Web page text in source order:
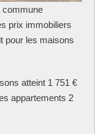
commune
prix immobiliers
pour les maisons
atteint 1 751 €
appartements 2